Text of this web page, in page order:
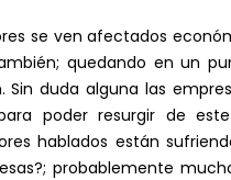
se ven afectados
quedando en un
duda alguna las
poder resurgir de
hablados están
probablemente